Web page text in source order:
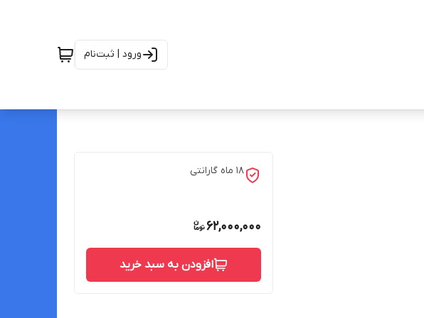
ورود | ثبت‌نام
18 ماه گارانتی
62,000,000
افزودن به سبد خرید